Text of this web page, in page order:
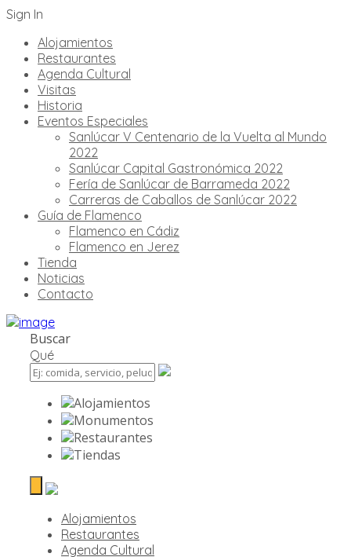
Sign In
Alojamientos
Restaurantes
Agenda Cultural
Visitas
Historia
Eventos Especiales
Sanlúcar V Centenario de la Vuelta al Mundo
2022
Sanlúcar Capital Gastronómica 2022
Fería de Sanlúcar de Barrameda 2022
Carreras de Caballos de Sanlúcar 2022
Guía de Flamenco
Flamenco en Cádiz
Flamenco en Jerez
Tienda
Noticias
Contacto
Buscar
Qué
Alojamientos
Monumentos
Restaurantes
Tiendas
Alojamientos
Restaurantes
Agenda Cultural